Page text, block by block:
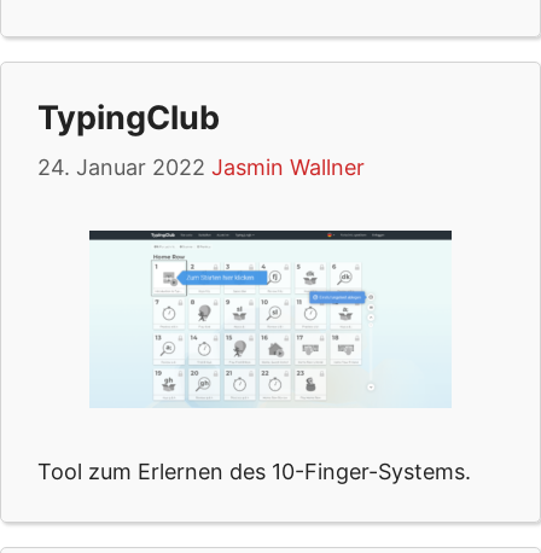
TypingClub
24. Januar 2022 Jasmin Wallner
Tool zum Erlernen des 10-Finger-Systems.